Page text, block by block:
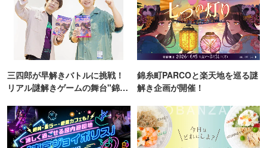
三四郎が早解きバトルに挑戦！
リアル謎解きゲームの舞台"錦糸
錦糸町PARCOと楽天地を巡る謎
解き企画が開催！